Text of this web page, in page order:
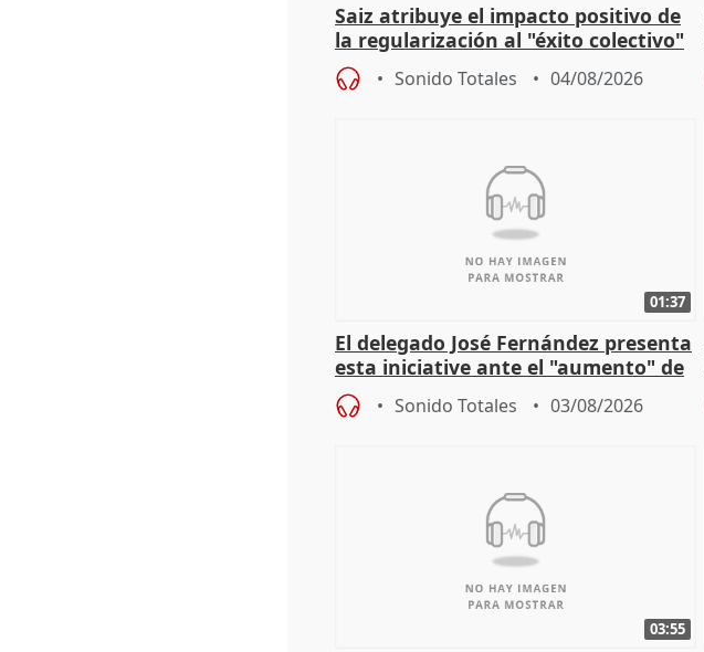
Saiz atribuye el impacto positivo de
la regularización al "éxito colectivo"
del Gobierno
Sonido Totales 04/08/2026
01:37
El delegado José Fernández presenta
esta iniciative ante el "aumento" de
personas sin hogar en Madri
Sonido Totales 03/08/2026
03:55